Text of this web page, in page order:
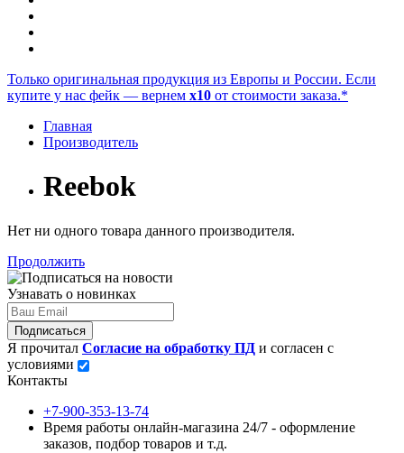
Только оригинальная продукция из Европы и России. Если
купите у нас фейк — вернем x10 от стоимости заказа.*
Главная
Производитель
Reebok
Нет ни одного товара данного производителя.
Продолжить
Узнавать о новинках
Подписаться
Я прочитал Согласие на обработку ПД и согласен с
условиями
Контакты
+7-900-353-13-74
Время работы онлайн-магазина 24/7 - оформление
заказов, подбор товаров и т.д.